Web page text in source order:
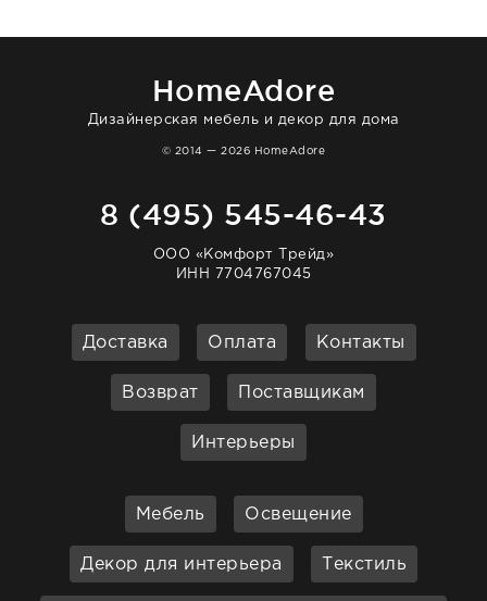
HomeAdore
Дизайнерская мебель и декор для дома
© 2014 — 2026 HomeAdore
8 (495) 545-46-43
ООО «Комфорт Трейд»
ИНН 7704767045
Доставка Оплата Контакты
Возврат Поставщикам
Интерьеры
Мебель Освещение
Декор для интерьера Текстиль